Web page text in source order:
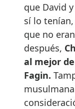
que David
sí lo
que no
después,
al mejor
Fagin.